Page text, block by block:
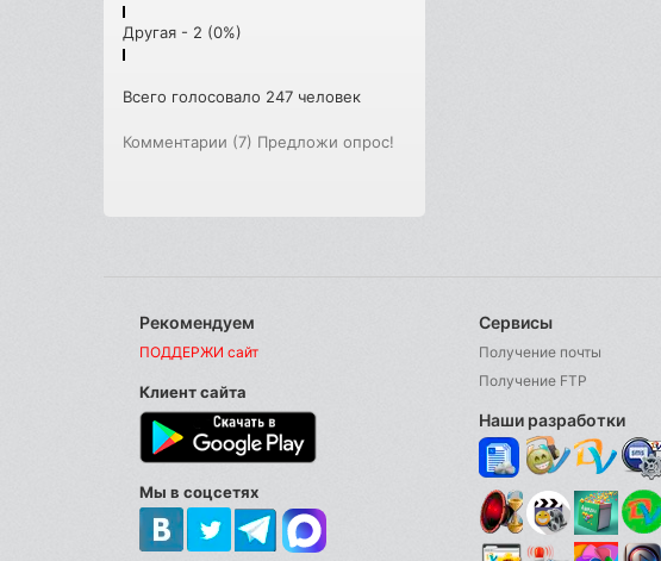
Другая - 2 (0%)
Всего голосовало 247 человек
Комментарии (7) Предложи опрос!
Рекомендуем
ПОДДЕРЖИ сайт
Клиент сайта
Мы в соцсетях
Сервисы
Получение почты
Получение FTP
Наши разработки